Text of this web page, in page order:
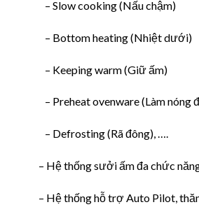
– Slow cooking (Nấu chậm)
– Bottom heating (Nhiệt dưới)
– Keeping warm (Giữ ấm)
– Preheat ovenware (Làm nóng
– Defrosting (Rã đông), ….
– Hệ thống sưởi ấm đa chức
– Hệ thống hỗ trợ Auto Pilot,